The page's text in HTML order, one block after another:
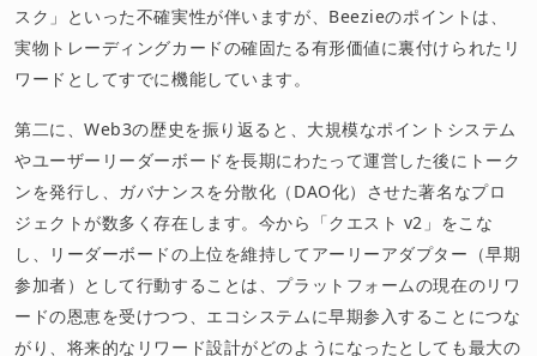
スク」といった不確実性が伴いますが、Beezieのポイントは、
実物トレーディングカードの確固たる有形価値に裏付けられたリ
ワードとしてすでに機能しています。
第二に、Web3の歴史を振り返ると、大規模なポイントシステム
やユーザーリーダーボードを長期にわたって運営した後にトーク
ンを発行し、ガバナンスを分散化（DAO化）させた著名なプロ
ジェクトが数多く存在します。今から「クエスト v2」をこな
し、リーダーボードの上位を維持してアーリーアダプター（早期
参加者）として行動することは、プラットフォームの現在のリワ
ードの恩恵を受けつつ、エコシステムに早期参入することにつな
がり、将来的なリワード設計がどのようになったとしても最大の